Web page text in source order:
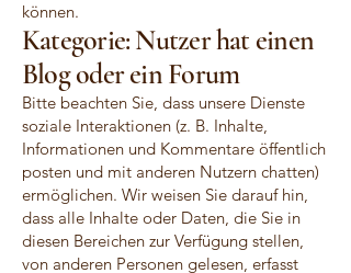
können.
Kategorie: Nutzer hat einen
Blog oder ein Forum
Bitte beachten Sie, dass unsere Dienste
soziale Interaktionen (z. B. Inhalte,
Informationen und Kommentare öffentlich
posten und mit anderen Nutzern chatten)
ermöglichen. Wir weisen Sie darauf hin,
dass alle Inhalte oder Daten, die Sie in
diesen Bereichen zur Verfügung stellen,
von anderen Personen gelesen, erfasst